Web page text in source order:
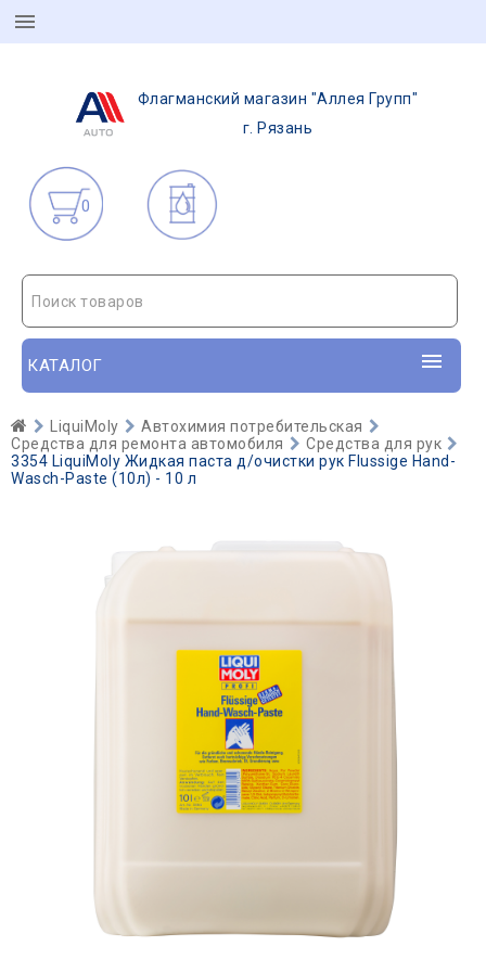
Флагманский магазин "Аллея Групп"
г. Рязань
0
Поиск товаров
КАТАЛОГ
LiquiMoly
Автохимия потребительская
Средства для ремонта автомобиля
Средства для рук
3354 LiquiMoly Жидкая паста д/очистки рук Flussige Hand-
Wasch-Paste (10л) - 10 л